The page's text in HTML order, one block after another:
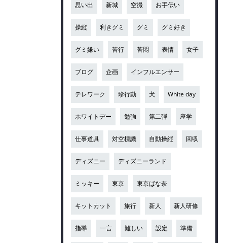
思い出 新城 空撮 お手伝い
操縦 利きグミ グミ グミ好き
グミ嫌い 苦行 苦悶 表情 女子
ブログ 企画 インフルエンサー
テレワーク 珍行動 犬 White day
ホワイトデー 勉強 第二弾 座学
仕事道具 対空標識 自動操縦 回収
ディズニー ディズニーランド
ミッキー 東京 東京ばな奈
キットカット 旅行 新人 新人研修
指導 一言 難しい 設定 準備